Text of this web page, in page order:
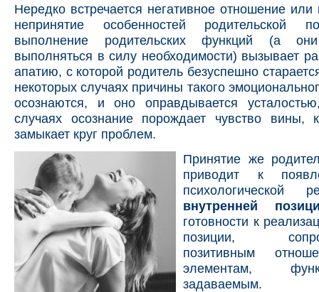
Нередко встречается негативное отношение или
непринятие особенностей родительской
выполнение родительских функций (а
выполняться в силу необходимости) вызывает
апатию, с которой родитель безуспешно
некоторых случаях причины такого
осознаются, и оно оправдывается
случаях осознание порождает чувство вины,
замыкает круг проблем.
Принятие же
приводит к
психологической
внутренней
готовности к
позиции,
позитивным
элементам,
задаваемым.